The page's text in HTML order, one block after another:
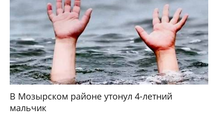
В Мозырском районе утонул 4-летний
мальчик